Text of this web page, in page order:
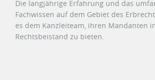
Die langjährige Erfahrung und das
Fachwissen auf dem Gebiet des
es dem Kanzleiteam, ihren Mandanten
Rechtsbeistand zu bieten.